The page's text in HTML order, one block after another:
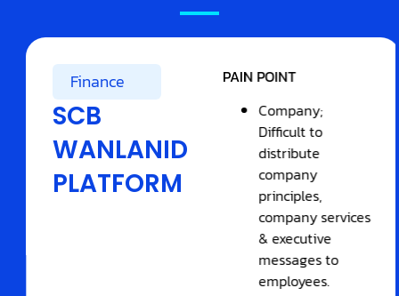
Finance
SCB
WANLANID
PLATFORM
PAIN POINT
Company;
Difficult to
distribute
company
principles,
company services
& executive
messages to
employees.